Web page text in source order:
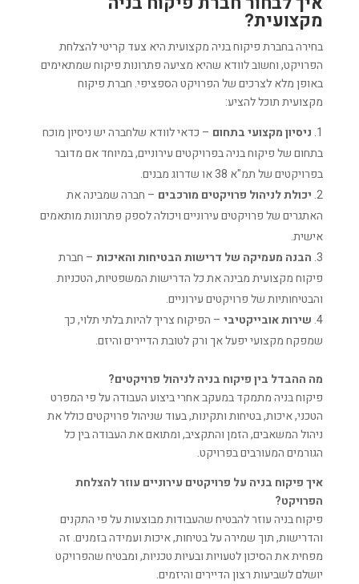
מקצועית?
בחירה בחברת פיקוח בניה מקצועית היא צעד קריטי להצלחת
הפרויקט, וחשוב לוודא שהיא מציעה פתרונות פיקוח שמתאימים
באופן מלא לצרכים של הפרויקט הספציפי. חברת פיקוח
מקצועית תוכל להציע:
ניסיון מקצועי בתחום – כדאי לוודא שלחברה יש ניסיון מוכח
בתחום של פיקוח בניה בפרויקטים עירוניים, במיוחד אם מדובר
בפרויקטים של תמ"א 38 או שדרוג מבנים.
יכולת לניהול פרויקטים מורכבים – חברה שמבינה את
האתגרים של פרויקטים עירוניים ויכולה לספק פתרונות מותאמים
אישית.
הבנה מעמיקה של דרישות הבטיחות והאיכות– חברת
פיקוח מקצועית מבינה את כל הדרישות המשפטיות, הטכניות
והבטיחותיות של פרויקטים עירוניים.
שירות אובייקטיבי– הפיקוח צריך להיות בלתי תלוי, כך
שמפקח מקצועי יפעל אך ורק לטובת הדיירים והיזם.
מה ההבדל בין פיקוח בניה לניהול פרויקטים?
פיקוח בניה מתמקד במעקב אחרי ביצוע העבודה על פי המפרט
הטכני, איכות, בטיחות ותקינות, בעוד שניהול פרויקטים כולל את
ניהול המשאבים, הזמן והתקציב, ומתואם את העבודה בין כל
הגורמים המעורבים בפרויקט.
איך פיקוח בניה על פרויקטים עירוניים עוזר להצלחת
הפרויקט?
פיקוח בניה עוזר להבטיח שהעבודות מבוצעות על פי התקנים
והדרישות, תוך שמירה על בטיחות, איכות ועמידה בזמנים. זה
מפחית את הסיכון לטעויות ובעיות טכניות, ומבטיח שהפרויקט
יושלם לשביעות רצון הדיירים והיזמים.